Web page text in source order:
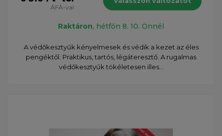
ÁFÁ-val
Raktáron, hétfőn 8. 10. Önnél
A védőkesztyűk kényelmesek és védik a kezet az éles
pengéktől. Praktikus, tartós, légáteresztő. A rugalmas
védőkesztyűk tökéletesen illes...